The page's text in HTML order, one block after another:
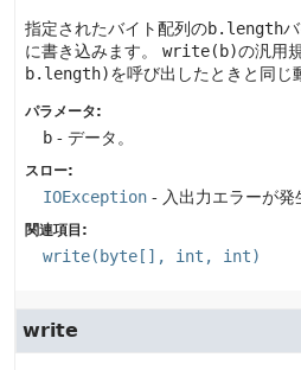
指定されたバイト配列のb.length
に書き込みます。
write(b)の汎用
b.length)を呼び出したときと同じ
パラメータ:
b - データ。
スロー:
IOException - 入出力エラーが発
関連項目:
write(byte[], int, int)
write